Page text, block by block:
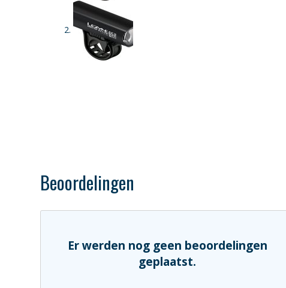
Beoordelingen
Er werden nog geen beoordelingen
geplaatst.